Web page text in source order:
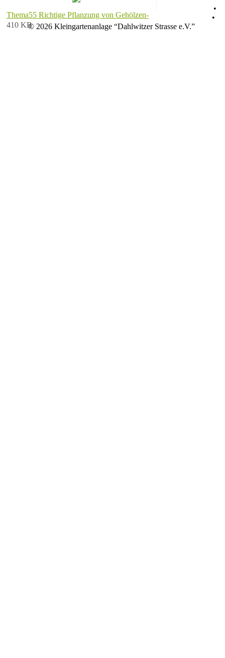
Thema55 Richtige Pflanzung von Gehölzen-
410 KB
•
•
© 2026 Kleingartenanlage “Dahlwitzer Strasse e.V.”